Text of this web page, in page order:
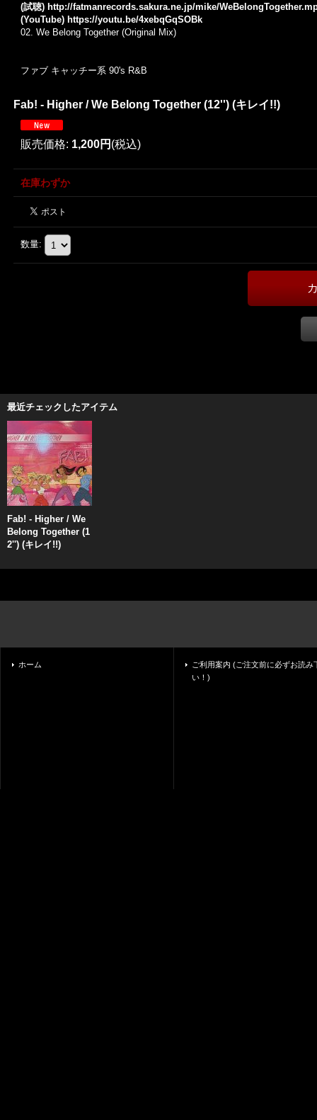
(試聴) http://fatmanrecords.sakura.ne.jp/mike/
(YouTube) https://youtu.be/4xebqGqSOBk
02. We Belong Together (Original Mix)
ファブ キャッチー系 90's R&B
Fab! - Higher / We Belong Together (12'') (キレイ!!)
販売価格: 1,200円 (税込)
在庫わずか
数量:
最近チェックしたアイテム
Fab! - Higher / We
Belong Together (1
2'') (キレイ!!)
ホーム
ご利用案内 (ご注文前に必ずお読み
い！)